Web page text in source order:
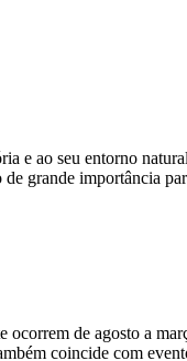
e ao seu entorno
importância
de agosto a
coincide com